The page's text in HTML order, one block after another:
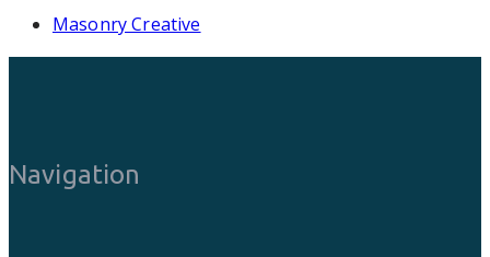
Masonry Creative
Navigation